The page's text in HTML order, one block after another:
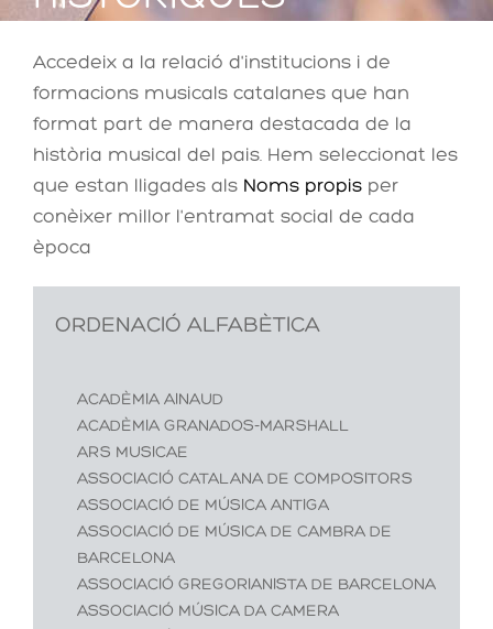
Accedeix a la relació d'institucions i de
formacions musicals catalanes que han
format part de manera destacada de la
història musical del pais. Hem seleccionat les
que estan lligades als Noms propis per
conèixer millor l'entramat social de cada
època
ORDENACIÓ ALFABÈTICA
ACADÈMIA AINAUD
ACADÈMIA GRANADOS-MARSHALL
ARS MUSICAE
ASSOCIACIÓ CATALANA DE COMPOSITORS
ASSOCIACIÓ DE MÚSICA ANTIGA
ASSOCIACIÓ DE MÚSICA DE CAMBRA DE
BARCELONA
ASSOCIACIÓ GREGORIANISTA DE BARCELONA
ASSOCIACIÓ MÚSICA DA CAMERA